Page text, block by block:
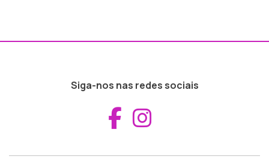
Siga-nos nas redes sociais
Aceder ao